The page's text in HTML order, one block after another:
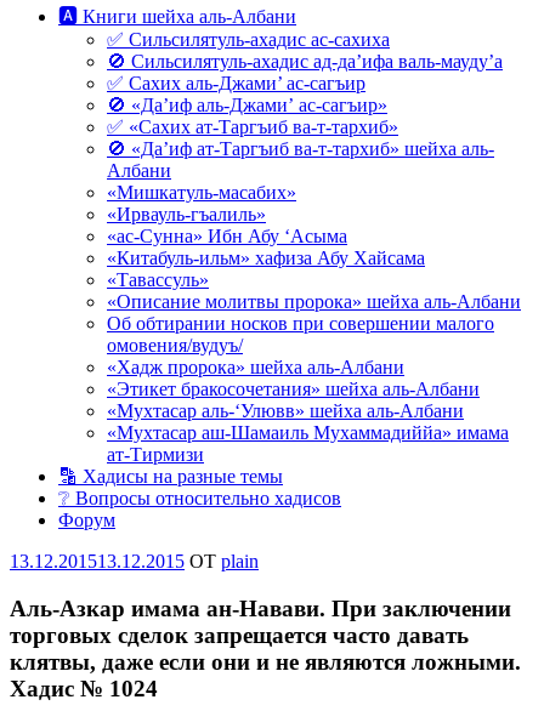
🅰 Книги шейха аль-Албани
✅ Сильсилятуль-ахадис ас-сахиха
🚫 Сильсилятуль-ахадис ад-да’ифа валь-мауду’а
✅ Сахих аль-Джами’ ас-сагъир
🚫 «Да’иф аль-Джами’ ас-сагъир»
✅ «Сахих ат-Таргъиб ва-т-тархиб»
🚫 «Да’иф ат-Таргъиб ва-т-тархиб» шейха аль-
Албани
«Мишкатуль-масабих»
«Ирвауль-гъалиль»
«ас-Сунна» Ибн Абу ‘Асыма
«Китабуль-ильм» хафиза Абу Хайсама
«Тавассуль»
«Описание молитвы пророка» шейха аль-Албани
Об обтирании носков при совершении малого
омовения/вудуъ/
«Хадж пророка» шейха аль-Албани
«Этикет бракосочетания» шейха аль-Албани
«Мухтасар аль-‘Улювв» шейха аль-Албани
«Мухтасар аш-Шамаиль Мухаммадиййа» имама
ат-Тирмизи
🔡 Хадисы на разные темы
❔ Вопросы относительно хадисов
Форум
Опубликовано
13.12.201513.12.2015 OT plain
Аль-Азкар имама ан-Навави. При заключении
торговых сделок запрещается часто давать
клятвы, даже если они и не являются ложными.
Хадис № 1024